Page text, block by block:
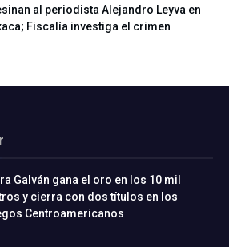
al periodista Alejandro Leyva en
Fiscalía investiga el crimen
Galván gana el oro en los 10 mil
y cierra con dos títulos en los
Centroamericanos